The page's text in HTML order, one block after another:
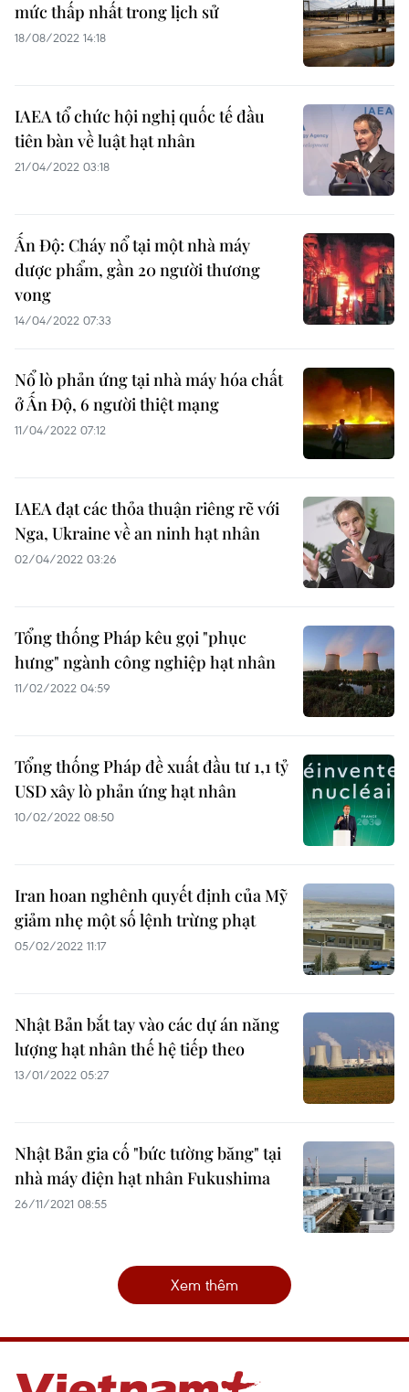
mức thấp nhất trong lịch sử
18/08/2022 14:18
IAEA tổ chức hội nghị quốc tế đầu
tiên bàn về luật hạt nhân
21/04/2022 03:18
Ấn Độ: Cháy nổ tại một nhà máy
dược phẩm, gần 20 người thương
vong
14/04/2022 07:33
Nổ lò phản ứng tại nhà máy hóa chất
ở Ấn Độ, 6 người thiệt mạng
11/04/2022 07:12
IAEA đạt các thỏa thuận riêng rẽ với
Nga, Ukraine về an ninh hạt nhân
02/04/2022 03:26
Tổng thống Pháp kêu gọi "phục
hưng" ngành công nghiệp hạt nhân
11/02/2022 04:59
Tổng thống Pháp đề xuất đầu tư 1,1 tỷ
USD xây lò phản ứng hạt nhân
10/02/2022 08:50
Iran hoan nghênh quyết định của Mỹ
giảm nhẹ một số lệnh trừng phạt
05/02/2022 11:17
Nhật Bản bắt tay vào các dự án năng
lượng hạt nhân thế hệ tiếp theo
13/01/2022 05:27
Nhật Bản gia cố "bức tường băng" tại
nhà máy điện hạt nhân Fukushima
26/11/2021 08:55
Xem thêm